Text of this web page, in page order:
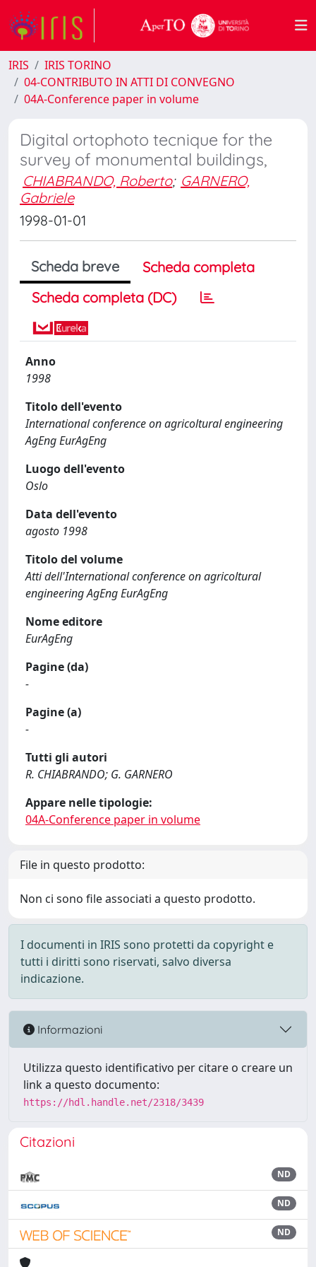
IRIS
IRIS TORINO
04-CONTRIBUTO IN ATTI DI CONVEGNO
04A-Conference paper in volume
Digital ortophoto tecnique for the
survey of monumental buildings,
CHIABRANDO, Roberto; GARNERO,
Gabriele
1998-01-01
Scheda breve
Scheda completa
Scheda completa (DC)
Anno
1998
Titolo dell'evento
International conference on agricoltural engineering
AgEng EurAgEng
Luogo dell'evento
Oslo
Data dell'evento
agosto 1998
Titolo del volume
Atti dell'International conference on agricoltural
engineering AgEng EurAgEng
Nome editore
EurAgEng
Pagine (da)
-
Pagine (a)
-
Tutti gli autori
R. CHIABRANDO; G. GARNERO
Appare nelle tipologie:
04A-Conference paper in volume
File in questo prodotto:
Non ci sono file associati a questo prodotto.
I documenti in IRIS sono protetti da copyright e
tutti i diritti sono riservati, salvo diversa
indicazione.
Informazioni
Utilizza questo identificativo per citare o creare un
link a questo documento:
https://hdl.handle.net/2318/3439
Citazioni
ND
ND
ND